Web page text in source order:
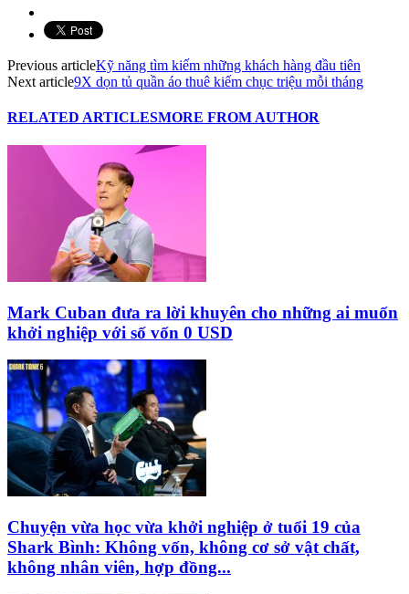
Previous articleKỹ năng tìm kiếm những khách hàng đầu tiên
Next article9X dọn tủ quần áo thuê kiếm chục triệu mỗi tháng
RELATED ARTICLESMORE FROM AUTHOR
Mark Cuban đưa ra lời khuyên cho những ai muốn
khởi nghiệp với số vốn 0 USD
Chuyện vừa học vừa khởi nghiệp ở tuổi 19 của
Shark Bình: Không vốn, không cơ sở vật chất,
không nhân viên, hợp đồng...